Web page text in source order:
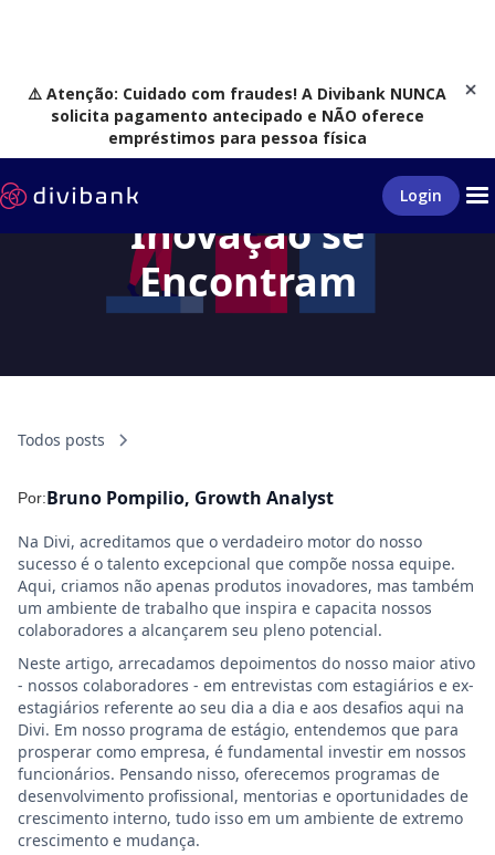
⚠️ Atenção: Cuidado com fraudes! A Divibank NUNCA
solicita pagamento antecipado e NÃO oferece
empréstimos para pessoa física
Login
Onde Talentos e
Inovação se
Encontram
Todos posts
Por:Bruno Pompilio, Growth Analyst
Na Divi, acreditamos que o verdadeiro motor do nosso
sucesso é o talento excepcional que compõe nossa equipe.
Aqui, criamos não apenas produtos inovadores, mas também
um ambiente de trabalho que inspira e capacita nossos
colaboradores a alcançarem seu pleno potencial.
Neste artigo, arrecadamos depoimentos do nosso maior ativo
- nossos colaboradores - em entrevistas com estagiários e ex-
estagiários referente ao seu dia a dia e aos desafios aqui na
Divi. Em nosso programa de estágio, entendemos que para
prosperar como empresa, é fundamental investir em nossos
funcionários. Pensando nisso, oferecemos programas de
desenvolvimento profissional, mentorias e oportunidades de
crescimento interno, tudo isso em um ambiente de extremo
crescimento e mudança.